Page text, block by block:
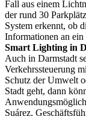
Fall aus einem
der rund 30
System erkennt, ob
Informationen an ein
Smart Lighting in
Auch in Darmstadt
Verkehrssteuerung
Schutz der Umwelt
Stadt geht, dann
Suárez,